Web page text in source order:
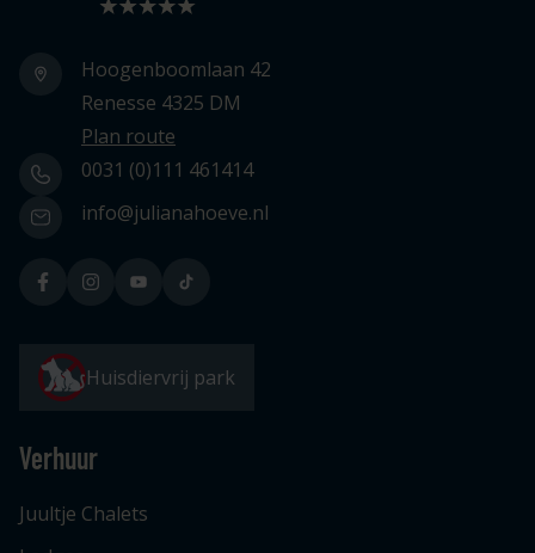
Hoogenboomlaan 42
Renesse 4325 DM
Plan route
0031 (0)111 461414
info@julianahoeve.nl
Huisdiervrij park
Verhuur
Juultje Chalets